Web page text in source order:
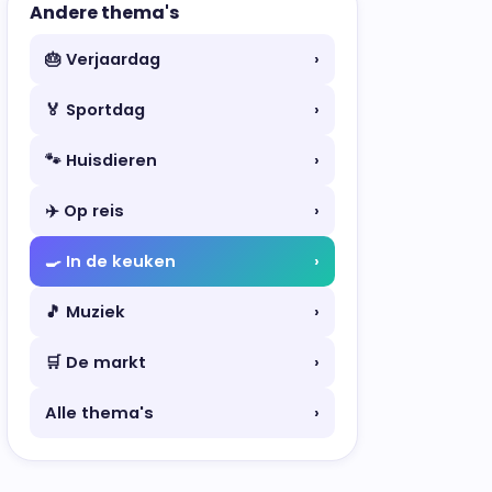
Andere thema's
🎂 Verjaardag ›
🏅 Sportdag ›
🐾 Huisdieren ›
✈️ Op reis ›
🍳 In de keuken ›
🎵 Muziek ›
🛒 De markt ›
Alle thema's ›